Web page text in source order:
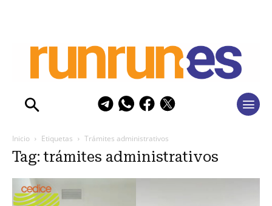
Inicio Etiquetas Trámites administrativos
Tag: trámites administrativos